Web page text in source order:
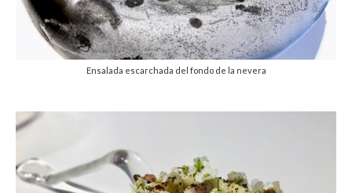
Ensalada escarchada del fondo de la nevera